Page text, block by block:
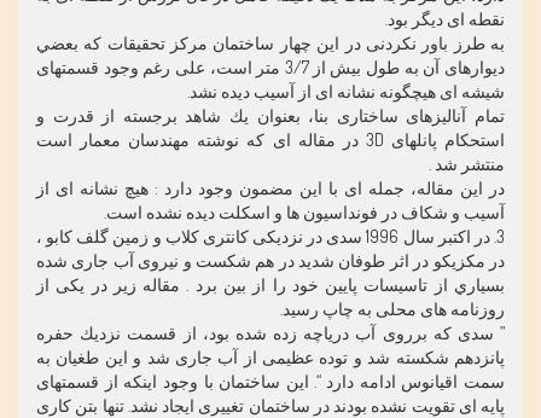
نقطه ای ديگر بود.
به طرز باور نكردنی در اين چهار ساختمان مركز تحقيقات كه بعضي
ديوارهای آن به طول بيش از 3/7 متر است، علی رغم وجود قسمتهای
شيشه ای هيچگونه نشانه ای از آسيب ديده نشد.
تمام آناليزهای ساختاری بنا، بعنوان يك شاهد برجسته از قدرت و
استحكام پانلهای 3D در مقاله ای كه نوشته مهندسان معمار است
منتشر شد .
در اين مقاله، جمله ای با اين مضمون وجود دارد : هيچ نشانه ای از
آسيب و شكاف در فونداسيون ها و اسكلت ديده نشده است.
3. در اكتبر سال 1996 سدی در نزديكی كانتری كلاب و زمين گلف كابو ،
در مكزيكو در اثر طوفان شديد در هم شكست و نيروی آب جاری شده
بسياري از تاسيسات پايين خود را از بين برد . مقاله زير در يكی از
روزنامه های محلی به چاپ رسيد.
” سدی كه برروی آب درياچه زده شده بود، از قسمت نزديك حفره
پانزدهم شكسته شد و توده عظيمی از آب جاری شد و اين طغيان به
سمت اقيانوس ادامه دارد “. اين ساختمان با وجود اينكه از قسمتهای
پايه ای تقويت نشده بودند در ساختمان تغييری ايجاد نشد. تنها بتن كاری